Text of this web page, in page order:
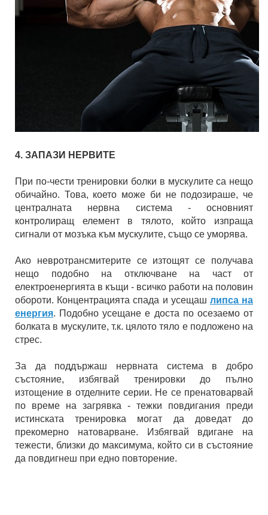
4. ЗАПАЗИ НЕРВИТЕ
При по-чести тренировки болки в мускулите са нещо
обичайно. Това, което може би не подозираше, че
централната нервна система - основният
контролиращ елемент в тялото, който изпраща
сигнали от мозъка към мускулите, също се уморява.
Ако невротрансмитерите се изтощят се получава
нещо подобно на отключване на част от
електроенергията в къщи - всичко работи на половин
обороти. Концентрацията спада и усещаш липса на
енергия. Подобно усещане е доста по осезаемо от
болката в мускулите, т.к. цялото тяло е подложено на
стрес.
За да поддържаш нервната система в добро
състояние, избягвай тренировки до пълно
изтощение в отделните серии. Не се пренатоварвай
по време на загрявка - тежки повдигания преди
истинската тренировка могат да доведат до
прекомерно натоварване. Избягвай вдигане на
тежести, близки до максимума, който си в състояние
да повдигнеш при едно повторение.